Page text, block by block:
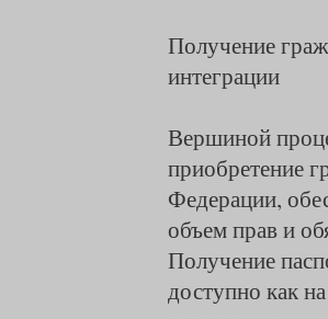
Получение
интеграции
Вершиной
приобретение
Федерации,
объем прав и
Получение
доступно как